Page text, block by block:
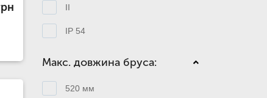
II
IP 54
Макс. довжина бруса:
520 мм